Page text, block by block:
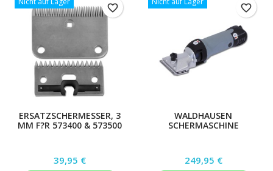
ERSATZSCHERMESSER, 3
MM F?R 573400 & 573500
Preis
39,95 €
favorite_border
WALDHAUSEN
SCHERMASCHINE
Preis
249,95 €
favorite_border